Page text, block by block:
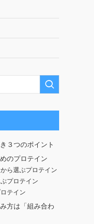
３つのポイント
のプロテイン
ら選ぶプロテイン
プロテイン
テイン
方は「組み合わ